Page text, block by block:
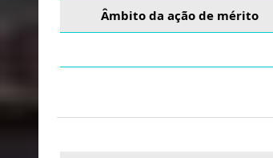
Âmbito da ação de mérito